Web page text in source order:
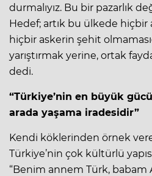
durmalıyız. Bu bir pazarlık
Hedef; artık bu ülkede hiçbir
hiçbir askerin şehit
yarıştırmak yerine, ortak
dedi.
“Türkiye’nin en büyük
arada yaşama iradesidir”
Kendi köklerinden örnek
Türkiye’nin çok kültürlü
“Benim annem Türk, babam